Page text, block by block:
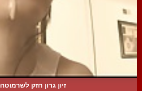
זיון גרון חזק לשרמוטה